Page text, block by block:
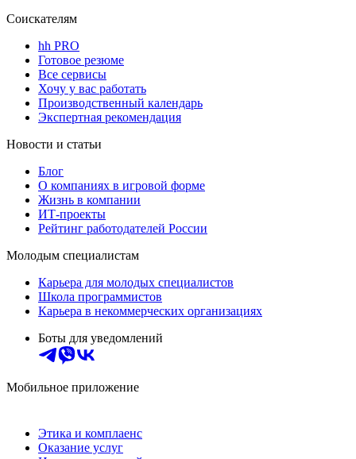
Соискателям
hh PRO
Готовое резюме
Все сервисы
Хочу у вас работать
Производственный календарь
Экспертная рекомендация
Новости и статьи
Блог
О компаниях в игровой форме
Жизнь в компании
ИТ-проекты
Рейтинг работодателей России
Молодым специалистам
Карьера для молодых специалистов
Школа программистов
Карьера в некоммерческих организациях
Боты для уведомлений
Мобильное приложение
Этика и комплаенс
Оказание услуг